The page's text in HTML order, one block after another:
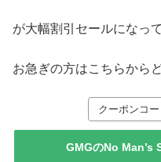
が大幅割引セールになっ
お急ぎの方はこちらからど
クーポンコ
GMGのNo Man’s